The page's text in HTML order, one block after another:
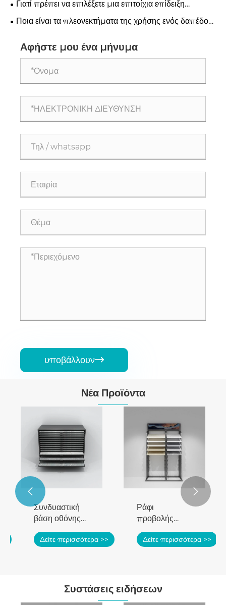
Sample
Γιατί πρέπει να επιλέξετε μια επιτοίχια επίδειξη
πλακιδίων για εμπορική έκθεση για να βελτιώσετε το
Ποια είναι τα πλεονεκτήματα της χρήσης ενός δαπέδου
Αφήστε μου ένα μήνυμα
υποβάλλουν
Νέα Προϊόντα
Συνδυαστική
βάση οθόνης
κρεμαστή
συρταριών για
Δείτε περισσότερα >>
Ράφι
προβολής
δειγμάτων
πέτρας
Δείτε περισσότερα >>
 
Συστάσεις ειδήσεων